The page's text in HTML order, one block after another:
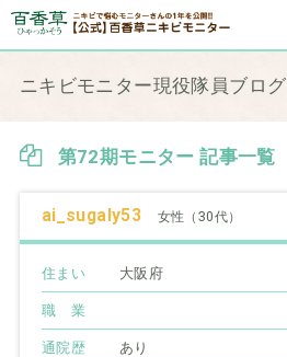
ニキビモニター現役隊員ブログ
第72期モニター 記事一覧
ai_sugaly53 女性（30代）
住まい 大阪府
職 業
通院歴 あり